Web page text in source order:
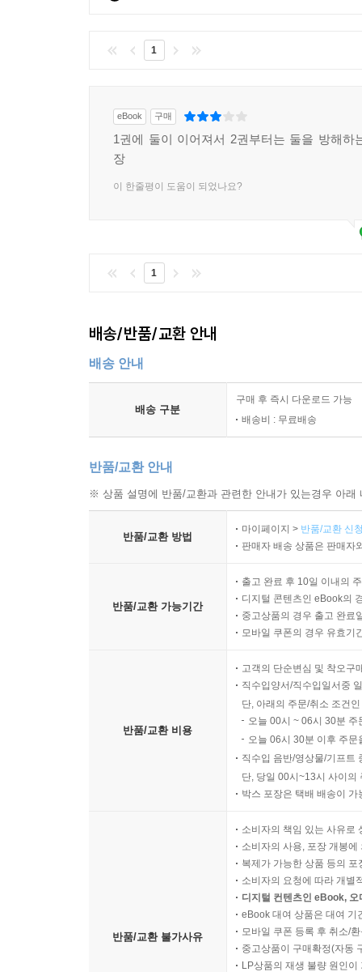
1
eBook 구매
1권에 둘이 이어져서 2권부터는 둘을 방해하
장
이 한줄평이 도움이 되었나요?
1
배송/반품/교환 안내
배송 안내
배송 구분
구매 후 즉시 다운로드 가능
배송비 : 무료배송
반품/교환 안내
※ 상품 설명에 반품/교환과 관련한 안내가 있는경우 아
반품/교환 방법
마이페이지 > 반품/교환 신
판매자 배송 상품은 판매자
반품/교환 가능기간
출고 완료 후 10일 이내의
디지털 콘텐츠인 eBook의
중고상품의 경우 출고 완료
모바일 쿠폰의 경우 유효기
반품/교환 비용
고객의 단순변심 및 착오구
직수입양서/직수입일서중
단, 아래의 주문/취소 조건
오늘 00시 ~ 06시 30분
오늘 06시 30분 이후 주
직수입 음반/영상물/기프트
단, 당일 00시~13시 사이의
박스 포장은 택배 배송이
반품/교환 불가사유
소비자의 책임 있는 사유로
소비자의 사용, 포장 개봉
복제가 가능한 상품 등의
소비자의 요청에 따라 개별
디지털 컨텐츠인 eBook,
eBook 대여 상품은 대여 기
모바일 쿠폰 등록 후 취소/
중고상품이 구매확정(자동
LP상품의 재생 불량 원인